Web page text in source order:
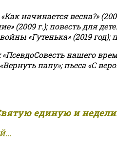
начинается весна?»
(2009 г.); повесть для
«Гутенька» (2019
нашего
папу»; пьеса «С
единую и